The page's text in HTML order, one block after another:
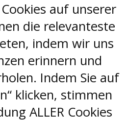
auf unserer
die relevanteste
indem wir uns
erinnern und
Indem Sie auf
klicken, stimmen
ALLER Cookies